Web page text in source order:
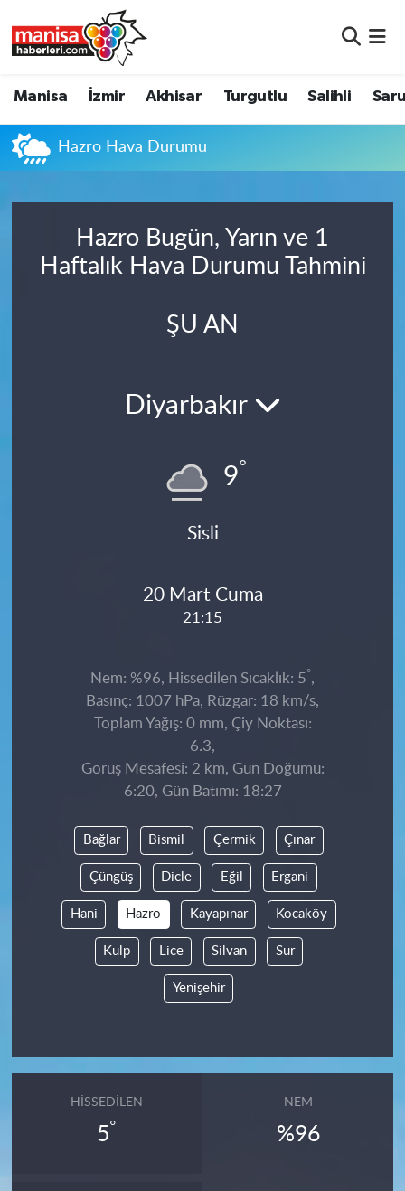
Manisa İzmir Akhisar Turgutlu Salihli
Hazro Hava Durumu
Hazro Bugün, Yarın ve 1
Haftalık Hava Durumu Tahmini
ŞU AN
Diyarbakır
9°
Sisli
20 Mart Cuma
21:15
Nem: %96, Hissedilen Sıcaklık: 5°,
Basınç: 1007 hPa, Rüzgar: 18 km/s,
Toplam Yağış: 0 mm, Çiy Noktası:
6.3,
Görüş Mesafesi: 2 km, Gün Doğumu:
6:20, Gün Batımı: 18:27
Bağlar Bismil Çermik Çınar
Çüngüş Dicle Eğil Ergani
Hani Hazro Kayapınar Kocaköy
Kulp Lice Silvan Sur
Yenişehir
HISSEDILEN
5°
NEM
%96
Akhisar
Turgutlu
Salihli
Resmi İlanlar
Manisa Nöbetçi Eczaneler
Manisa Namaz Vakitleri
Manisa Trafik Yoğunluk Haritası
Süper Lig Puan Durumu ve Fikstür
Haber Arşivi